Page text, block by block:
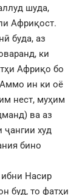
шуда,
Африқост.
буда, аз
ки
Африқо бо
ин ки оё
нест, муҳим
ва аз
ҷангии худ
бино
Насир
буд, то фатҳи